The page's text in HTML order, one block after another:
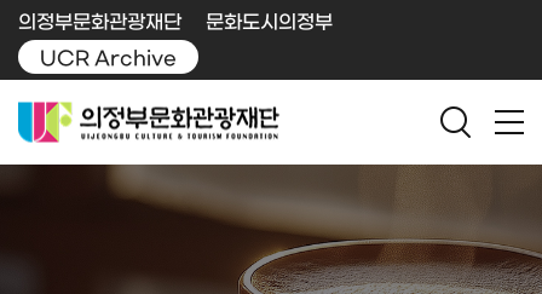
의정부문화관광재단
문화도시의정부
UCR Archive